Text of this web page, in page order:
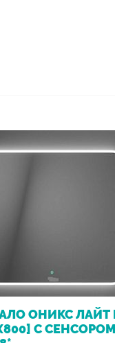
ОНИКС ЛАЙТ
С СЕНСОРОМ